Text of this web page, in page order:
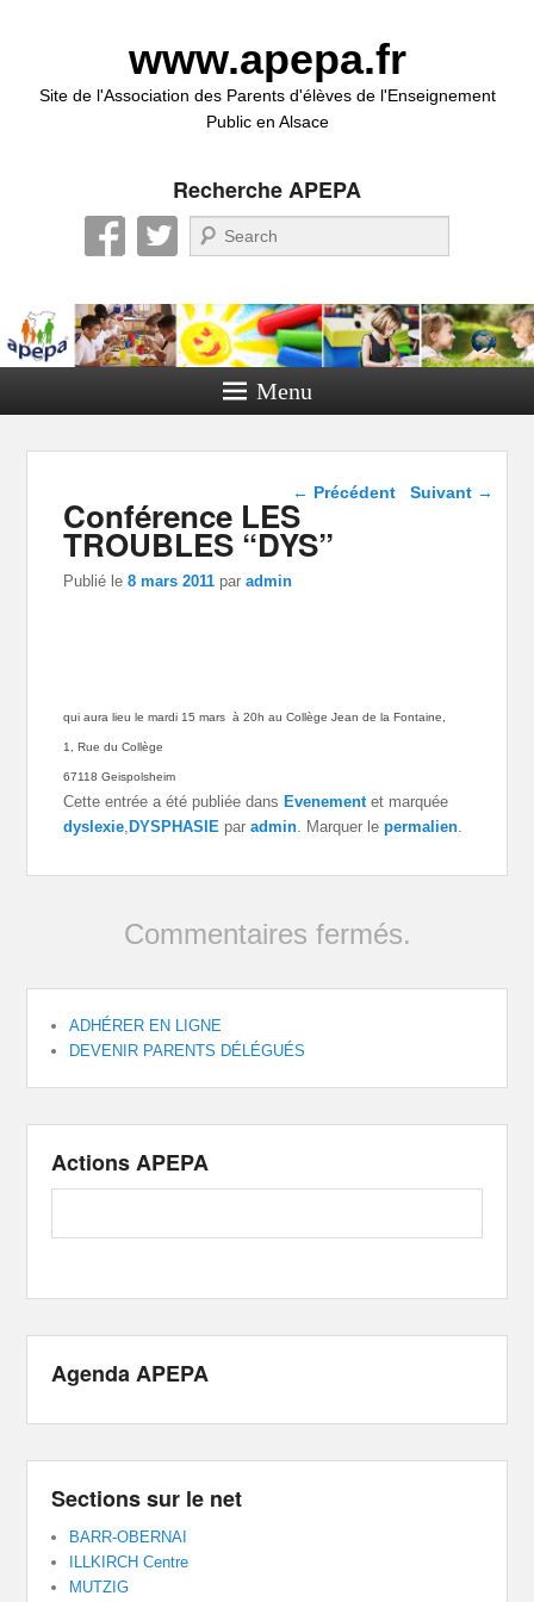
www.apepa.fr
Site de l'Association des Parents d'élèves de l'Enseignement
Public en Alsace
Recherche APEPA
Recherche
Menu
Navigation dans les
← Précédent Suivant →
Conférence LES
TROUBLES “DYS”
Publié le8 mars 2011 paradmin
qui aura lieu le mardi 15 mars à 20h au Collège Jean de la Fontaine,
1, Rue du Collège
67118 Geispolsheim
Cette entrée a été publiée dans Evenement et marquée
dyslexie DYSPHASIE paradmin . Marquer lepermalien
Commentaires fermés.
ADHÉRER EN LIGNE
DEVENIR PARENTS DÉLÉGUÉS
Actions APEPA
Agenda APEPA
Sections sur le net
BARR-OBERNAI
ILLKIRCH Centre
MUTZIG